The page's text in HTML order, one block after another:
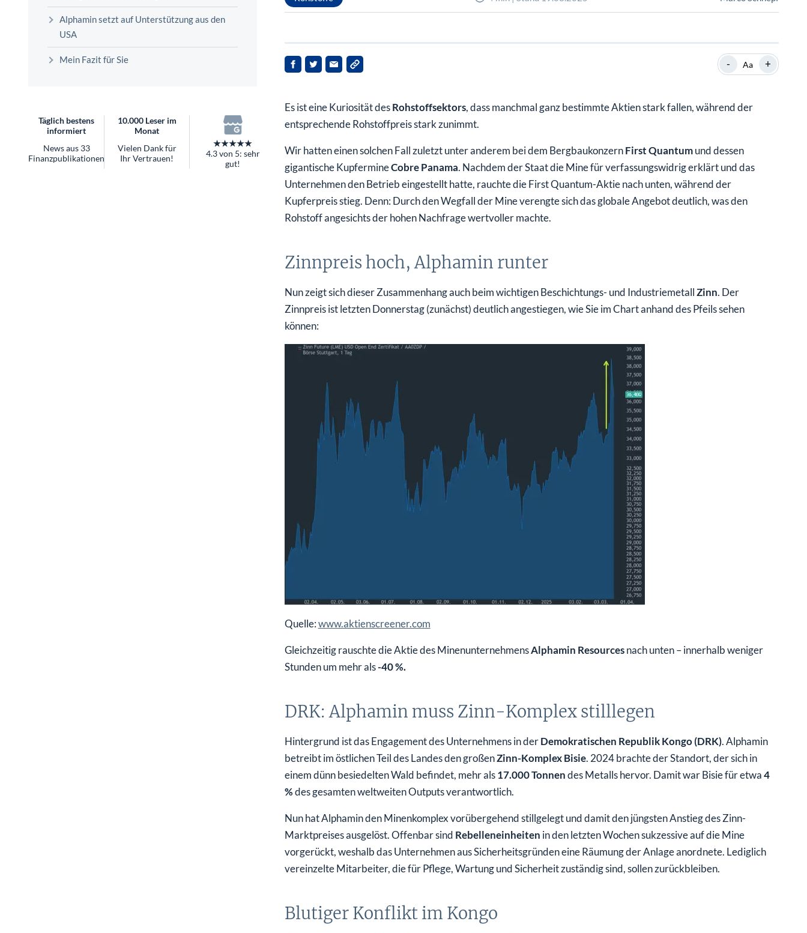
Worauf Sie bei ETFs achten sollten
RATGEBER
Alphamin setzt auf Unterstützung aus den
USA
Mein Fazit für Sie
Täglich bestens
informiert
News aus 33
Finanzpublikationen
10.000 Leser im
Monat
Vielen Dank für
Ihr Vertrauen!
★★★★★
4.3 von 5: sehr
gut!
- Aa +
Es ist eine Kuriosität desRohstoffsektors, dass manchmal ganz bestimmte Aktien stark fallen, während der
entsprechende Rohstoffpreis stark zunimmt.
Wir hatten einen solchen Fall zuletzt unter anderem bei dem BergbaukonzernFirst Quantumund dessen
gigantische KupfermineCobre Panama. Nachdem der Staat die Mine für verfassungswidrig erklärt und das
Unternehmen den Betrieb eingestellt hatte, rauchte die First Quantum-Aktie nach unten, während der
Kupferpreis stieg. Denn: Durch den Wegfall der Mine verengte sich das globale Angebot deutlich, was den
Rohstoff angesichts der hohen Nachfrage wertvoller machte.
Zinnpreis hoch, Alphamin runter
Nun zeigt sich dieser Zusammenhang auch beim wichtigen Beschichtungs- und IndustriemetallZinn. Der
Zinnpreis ist letzten Donnerstag (zunächst) deutlich angestiegen, wie Sie im Chart anhand des Pfeils sehen
können:
Quelle:www.aktienscreener.com
Gleichzeitig rauschte die Aktie des MinenunternehmensAlphamin Resourcesnach unten – innerhalb weniger
Stunden um mehr als-40 %.
DRK: Alphamin muss Zinn-Komplex stilllegen
Hintergrund ist das Engagement des Unternehmens in derDemokratischen Republik Kongo (DRK). Alphamin
betreibt im östlichen Teil des Landes den großenZinn-Komplex Bisie. 2024 brachte der Standort, der sich in
einem dünn besiedelten Wald befindet, mehr als17.000 Tonnendes Metalls hervor. Damit war Bisie für etwa4
%des gesamten weltweiten Outputs verantwortlich.
Nun hat Alphamin den Minenkomplex vorübergehend stillgelegt und damit den jüngsten Anstieg des Zinn-
Marktpreises ausgelöst. Offenbar sind Rebelleneinheiten in den letzten Wochen sukzessive auf die Mine
vorgerückt, weshalb das Unternehmen aus Sicherheitsgründen eine Räumung der Anlage anordnete. Lediglich
vereinzelte Mitarbeiter, die für Pflege, Wartung und Sicherheit zuständig sind, sollen zurückbleiben.
Blutiger Konflikt im Kongo